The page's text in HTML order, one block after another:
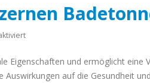
für
Besonderheiten
der
Eigenschaften und ermöglicht eine
auf die Gesundheit
hilft das